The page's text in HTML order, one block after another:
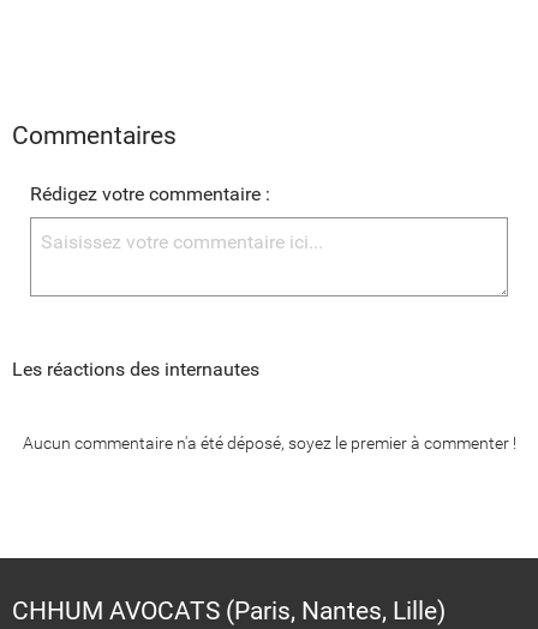
Commentaires
Rédigez votre commentaire :
Les réactions des internautes
Aucun commentaire n'a été déposé, soyez le premier à commenter !
CHHUM AVOCATS (Paris, Nantes, Lille)